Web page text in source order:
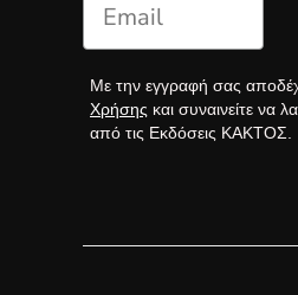
Με την εγγραφή σας
Χρήσης και συναινείτε να
από τις Εκδόσεις ΚΑΚΤΟΣ.